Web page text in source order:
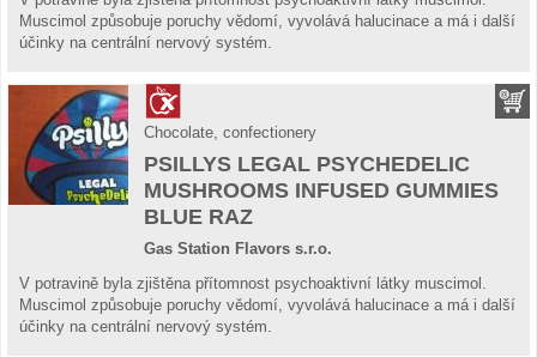
Muscimol způsobuje poruchy vědomí, vyvolává halucinace a má i další
účinky na centrální nervový systém.
Chocolate, confectionery
PSILLYS LEGAL PSYCHEDELIC
MUSHROOMS INFUSED GUMMIES
BLUE RAZ
Gas Station Flavors s.r.o.
V potravině byla zjištěna přítomnost psychoaktivní látky muscimol.
Muscimol způsobuje poruchy vědomí, vyvolává halucinace a má i další
účinky na centrální nervový systém.